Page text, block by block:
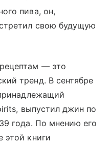
пива, он,
свою будущую
— это
тренд. В сентябре
выпустил джин по
года. По мнению его
этой книги